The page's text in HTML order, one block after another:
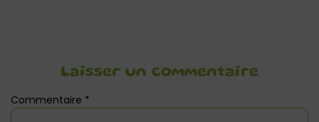
Laisser un commentaire
Commentaire *